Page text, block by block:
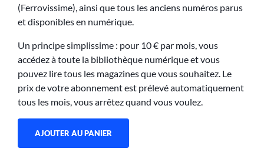
(Ferrovissime), ainsi que tous les anciens numéros parus
et disponibles en numérique.
Un principe simplissime : pour 10 € par mois, vous
accédez à toute la bibliothèque numérique et vous
pouvez lire tous les magazines que vous souhaitez. Le
prix de votre abonnement est prélevé automatiquement
tous les mois, vous arrêtez quand vous voulez.
AJOUTER AU PANIER